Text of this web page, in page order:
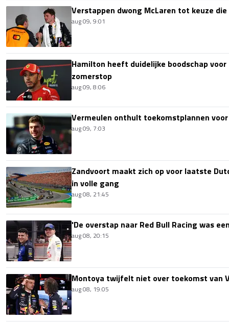
Verstappen dwong McLaren tot keuze
aug 09, 9:01
Hamilton heeft duidelijke boodschap
zomerstop
aug 09, 8:06
Vermeulen onthult toekomstplannen
aug 09, 7:03
Zandvoort maakt zich op voor laatste
in volle gang
aug 08, 21:45
'De overstap naar Red Bull Racing was
aug 08, 20:15
Montoya twijfelt niet over toekomst van
aug 08, 19:05